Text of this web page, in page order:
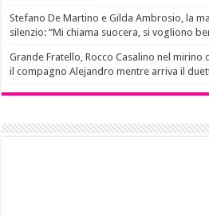
Stefano De Martino e Gilda Ambrosio, la
silenzio: “Mi chiama suocera, si vogliono
Grande Fratello, Rocco Casalino nel
il compagno Alejandro mentre arriva il